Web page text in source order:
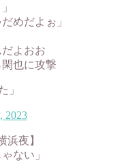
めだよぉ」
よおお
也に攻撃
」
2023
浜夜】
ない」